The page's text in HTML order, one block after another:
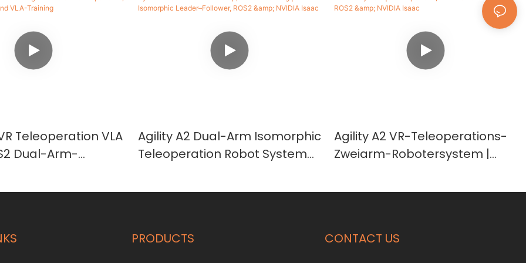
Teleoperation VLA
Dual-Arm-
KI,
Agility A2 Dual-Arm Isomorphic
Teleoperation Robot System
Learning | Isomorphic Leader–
Agility A2 VR-Teleoperations-
Zweiarm-Robotersystem |
Lernen, ROS2 & NVIDIA Isaac
PRODUCTS CONTACT US